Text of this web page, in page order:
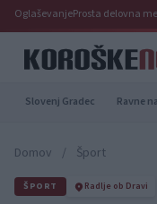
OglaševanjeProsta delovna
Slovenj Gradec Ravne
Domov / Šport
ŠPORT Radlje ob Dravi